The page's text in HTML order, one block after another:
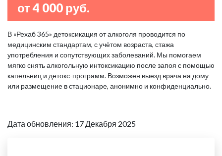
от 4 000 руб.
В «Рехаб 365» детоксикация от алкоголя проводится по
медицинским стандартам, с учётом возраста, стажа
употребления и сопутствующих заболеваний. Мы помогаем
мягко снять алкогольную интоксикацию после запоя с помощью
капельниц и детокс-программ. Возможен выезд врача на дому
или размещение в стационаре, анонимно и конфиденциально.
Дата обновления: 17 Декабря 2025